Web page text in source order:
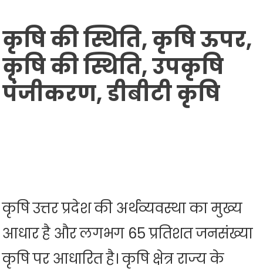
कृषि की स्थिति, कृषि ऊपर,
कृषि की स्थिति, उपकृषि
पंजीकरण, डीबीटी कृषि
कृषि उत्तर प्रदेश की अर्थव्यवस्था का मुख्य
आधार है और लगभग 65 प्रतिशत जनसंख्या
कृषि पर आधारित है। कृषि क्षेत्र राज्य के